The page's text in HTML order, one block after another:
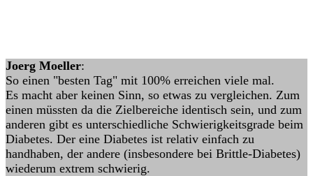
Joerg Moeller:
So einen "besten Tag" mit 100% erreichen viele mal.
Es macht aber keinen Sinn, so etwas zu vergleichen. Zum
einen müssten da die Zielbereiche identisch sein, und zum
anderen gibt es unterschiedliche Schwierigkeitsgrade beim
Diabetes. Der eine Diabetes ist relativ einfach zu
handhaben, der andere (insbesondere bei Brittle-Diabetes)
wiederum extrem schwierig.